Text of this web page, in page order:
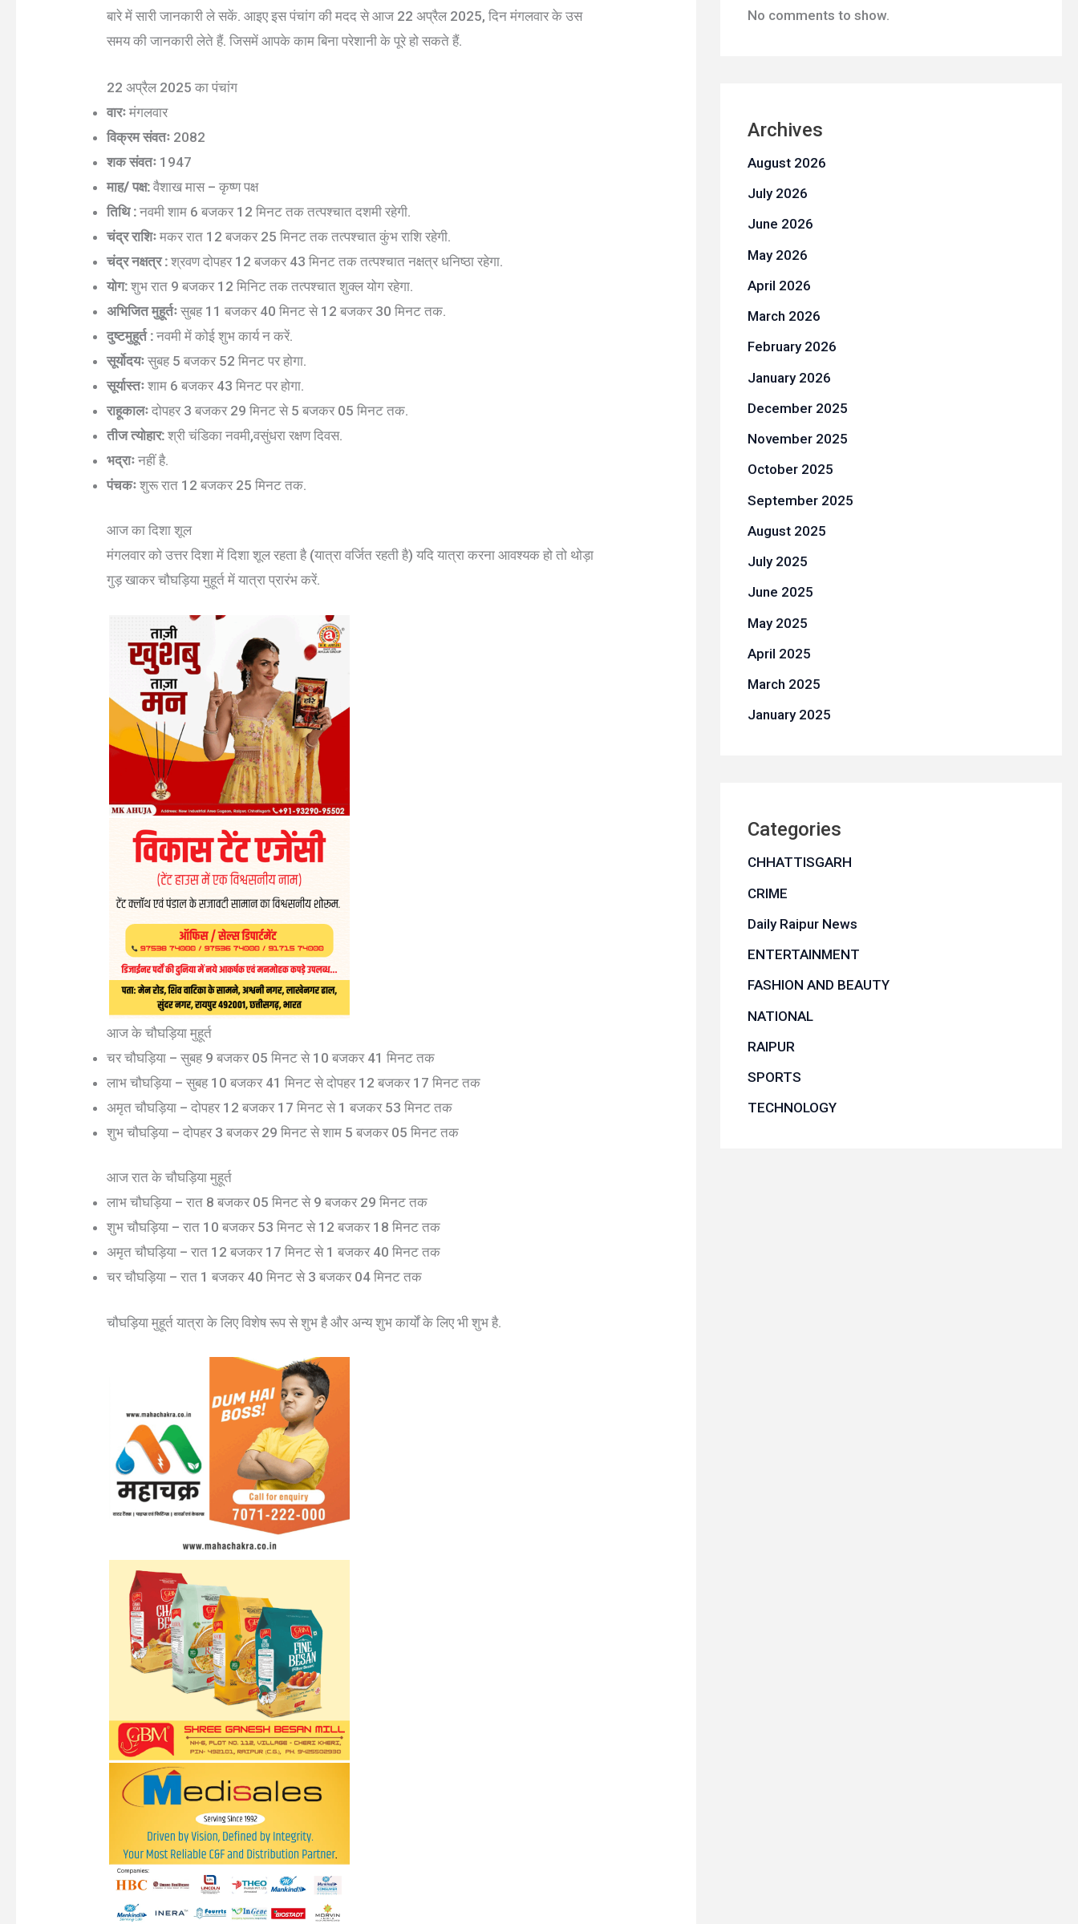
बारे में सारी जानकारी ले सकें. आइए इस पंचांग की मदद से आज 22 अप्रैल 2025, दिन मंगलवार के उस
समय की जानकारी लेते हैं. जिसमें आपके काम बिना परेशानी के पूरे हो सकते हैं.
22 अप्रैल 2025 का पंचांग
वारः मंगलवार
विक्रम संवतः 2082
शक संवतः 1947
माह/ पक्ष: वैशाख मास – कृष्ण पक्ष
तिथि : नवमी शाम 6 बजकर 12 मिनट तक तत्पश्चात दशमी रहेगी.
चंद्र राशिः मकर रात 12 बजकर 25 मिनट तक तत्पश्चात कुंभ राशि रहेगी.
चंद्र नक्षत्र : श्रवण दोपहर 12 बजकर 43 मिनट तक तत्पश्चात नक्षत्र धनिष्ठा रहेगा.
योग: शुभ रात 9 बजकर 12 मिनिट तक तत्पश्चात शुक्ल योग रहेगा.
अभिजित मुहूर्तः सुबह 11 बजकर 40 मिनट से 12 बजकर 30 मिनट तक.
दुष्टमुहूर्त : नवमी में कोई शुभ कार्य न करें.
सूर्योदयः सुबह 5 बजकर 52 मिनट पर होगा.
सूर्यास्तः शाम 6 बजकर 43 मिनट पर होगा.
राहूकालः दोपहर 3 बजकर 29 मिनट से 5 बजकर 05 मिनट तक.
तीज त्योहार: श्री चंडिका नवमी,वसुंधरा रक्षण दिवस.
भद्राः नहीं है.
पंचकः शुरू रात 12 बजकर 25 मिनट तक.
आज का दिशा शूल
मंगलवार को उत्तर दिशा में दिशा शूल रहता है (यात्रा वर्जित रहती है) यदि यात्रा करना आवश्यक हो तो थोड़ा
गुड़ खाकर चौघड़िया मुहूर्त में यात्रा प्रारंभ करें.
आज के चौघड़िया मुहूर्त
चर चौघड़िया – सुबह 9 बजकर 05 मिनट से 10 बजकर 41 मिनट तक
लाभ चौघड़िया – सुबह 10 बजकर 41 मिनट से दोपहर 12 बजकर 17 मिनट तक
अमृत चौघड़िया – दोपहर 12 बजकर 17 मिनट से 1 बजकर 53 मिनट तक
शुभ चौघड़िया – दोपहर 3 बजकर 29 मिनट से शाम 5 बजकर 05 मिनट तक
आज रात के चौघड़िया मुहूर्त
लाभ चौघड़िया – रात 8 बजकर 05 मिनट से 9 बजकर 29 मिनट तक
शुभ चौघड़िया – रात 10 बजकर 53 मिनट से 12 बजकर 18 मिनट तक
अमृत चौघड़िया – रात 12 बजकर 17 मिनट से 1 बजकर 40 मिनट तक
चर चौघड़िया – रात 1 बजकर 40 मिनट से 3 बजकर 04 मिनट तक
चौघड़िया मुहूर्त यात्रा के लिए विशेष रूप से शुभ है और अन्य शुभ कार्यों के लिए भी शुभ है.
No comments to show.
Archives
August 2026
July 2026
June 2026
May 2026
April 2026
March 2026
February 2026
January 2026
December 2025
November 2025
October 2025
September 2025
August 2025
July 2025
June 2025
May 2025
April 2025
March 2025
January 2025
Categories
CHHATTISGARH
CRIME
Daily Raipur News
ENTERTAINMENT
FASHION AND BEAUTY
NATIONAL
RAIPUR
SPORTS
TECHNOLOGY